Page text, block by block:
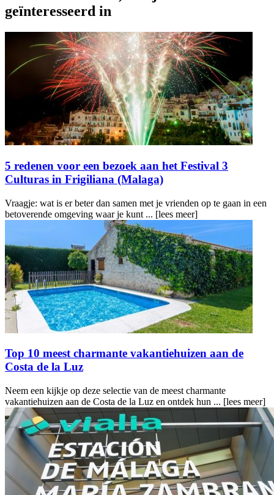
geïnteresseerd in
5 redenen voor een bezoek aan het Festival 3
Culturas in Frigiliana (Malaga)
Vraagje: wat is er beter dan samen met je vrienden op te gaan in een
betoverende omgeving waar je kunt ... [lees meer]
Top 10 meest charmante vakantiehuizen aan de
Costa de la Luz
Neem een kijkje op deze selectie van de meest charmante
vakantiehuizen aan de Costa de la Luz en ontdek hun ... [lees meer]